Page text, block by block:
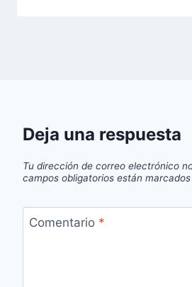
Deja una respuesta
Tu dirección de correo electrónico
campos obligatorios están
Comentario *